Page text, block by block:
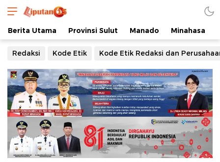
Berita Utama Provinsi Sulut Manado Minahasa
Redaksi Kode Etik Kode Etik Redaksi dan